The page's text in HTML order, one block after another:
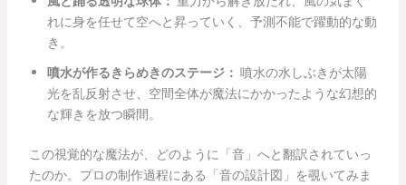
れに身を任せて空へと昇っていく、予測不能で躍動的な動
き。
噴水が作るきらめきのステージ： 噴水の水しぶきが太陽
光を乱反射させ、空間全体が魔法にかかったような幻想的
な輝きを放つ瞬間。
この視覚的な魔法が、どのように「音」へと翻訳されていっ
たのか。プロの制作過程にある「音の設計図」を覗いてみま